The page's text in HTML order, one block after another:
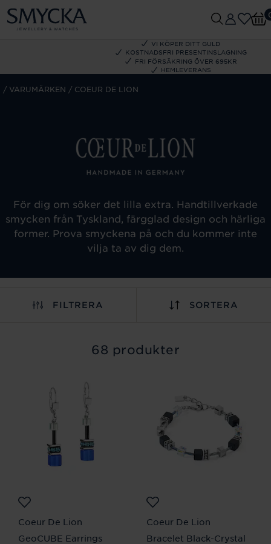
VI KÖPER DITT GULD
KOSTNADSFRI PRESENTINSLAGNING
FRI FÖRSÄKRING ÖVER 695KR
HEMLEVERANS
VARUMÄRKEN COEUR DE LION
För dig om söker det lilla extra. Handtillverkade
smycken från Tyskland, färgglad design och härliga
former. Prova smyckena på och du kommer inte
vilja ta av dig dem.
FILTRERA SORTERA
68 produkter
Coeur De Lion
GeoCUBE Earrings
Coeur De Lion
Bracelet Black-Crystal